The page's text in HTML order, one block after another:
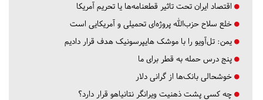
اقتصاد ایران تحت تاثیر قطعنامه‌ها یا تحریم‌ آمریکا
خلع سلاح حزب‌الله پروژه‌ای تحمیلی و آمریکایی است
یمن: تل‌آویو را با موشک هایپرسونیک هدف قرار دادیم
پنج درس‌ حمله به قطر برای ما
خوشحالی بانک‌ها از گرانی دلار
چه کسی پشت ذهنیت ویرانگر نتانیاهو قرار دارد؟